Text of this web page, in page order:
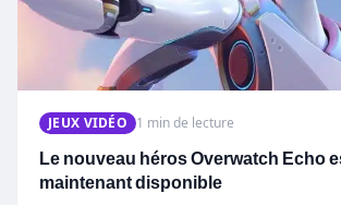
JEUX VIDÉO 1 min de lecture
Le nouveau héros Overwatch Echo
maintenant disponible